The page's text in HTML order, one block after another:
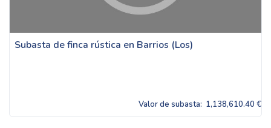
Subasta de finca rústica en Barrios (Los)
Valor de subasta: 1,138,610.40 €